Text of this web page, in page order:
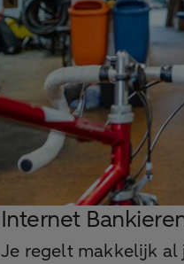
Internet
Je regelt makkelijk al